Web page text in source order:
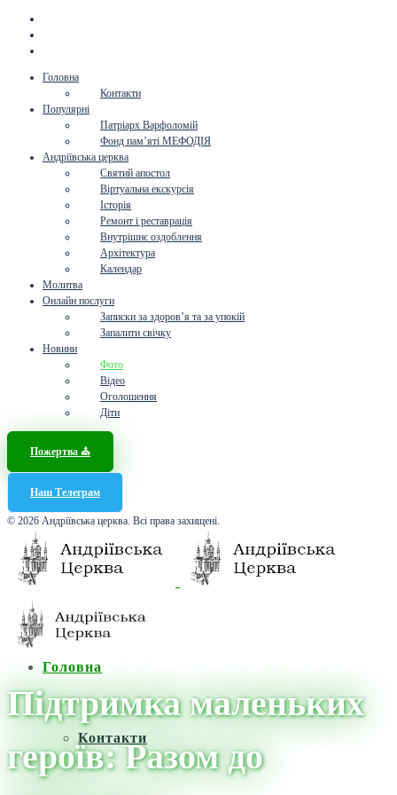
Головна
Контакти
Популярні
Патріарх Варфоломій
Фонд пам’яті МЕФОДІЯ
Андріївська церква
Святий апостол
Віртуальна екскурсія
Історія
Ремонт і реставрація
Внутрішнє оздоблення
Архітектура
Календар
Молитва
Онлайн послуги
Записки за здоров’я та за упокій
Запалити свічку
Новини
Фото
Відео
Оголошення
Діти
Пожертва ⛪️
Наш Телеграм
© 2026 Андріївська церква. Всі права захищені.
Головна
Контакти
Підтримка маленьких
героїв: Разом до